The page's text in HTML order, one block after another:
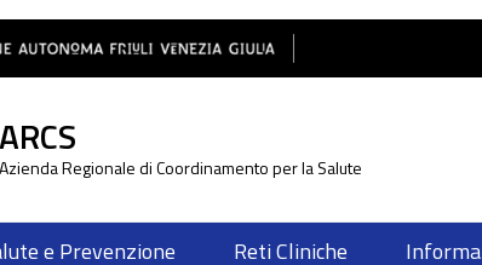
ARCS
Azienda Regionale di Coordinamento per la Salute
e Prevenzione Reti Cliniche